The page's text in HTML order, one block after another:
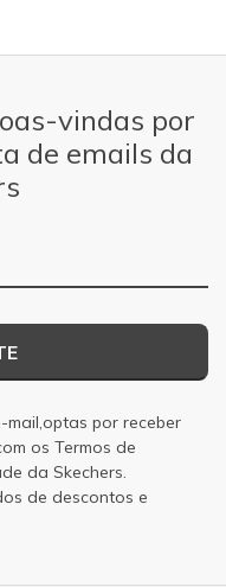
vindas por
de emails da
por receber
os Termos de
da Skechers.
de descontos e